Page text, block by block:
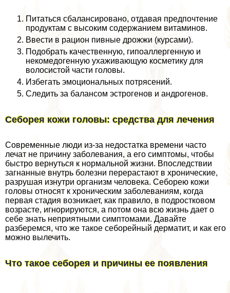
Питаться сбалансировано, отдавая предпочтение
продуктам с высоким содержанием витаминов.
Ввести в рацион пивные дрожжи (курсами).
Подобрать качественную, гипоаллергенную и
некомедогенную ухаживающую косметику для
волосистой части головы.
Избегать эмоциональных потрясений.
Следить за балансом эстрогенов и андрогенов.
Себорея кожи головы: средства для лечения
Современные люди из-за недостатка времени часто
лечат не причину заболевания, а его симптомы, чтобы
быстро вернуться к нормальной жизни. Впоследствии
загнанные внутрь болезни перерастают в хронические,
разрушая изнутри организм человека. Себорею кожи
головы относят к хроническим заболеваниям, когда
первая стадия возникает, как правило, в подростковом
возрасте, игнорируются, а потом она всю жизнь дает о
себе знать неприятными симптомами. Давайте
разберемся, что же такое себорейный дерматит, и как его
можно вылечить.
Что такое себорея и причины ее появления